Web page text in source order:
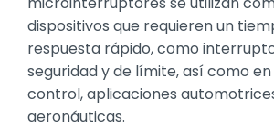
dispositivos que requieren un
respuesta rápido, como
seguridad y de límite, así como
control, aplicaciones
aeronáuticas.